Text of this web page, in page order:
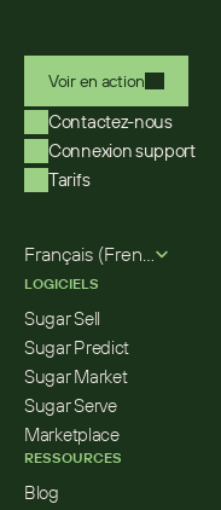
Voir en action
Contactez-nous
Connexion support
Tarifs
Français (French)
LOGICIELS
Sugar Sell
Sugar Predict
Sugar Market
Sugar Serve
Marketplace
RESSOURCES
Blog